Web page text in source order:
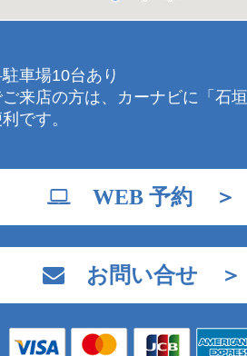
車場10台あり
来店の方は、カーナビに「石
です。
WEB 予約 ＞
お問い合せ ＞